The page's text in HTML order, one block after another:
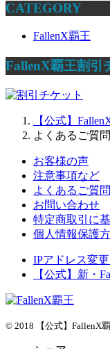
CATEGORY
FallenX覇王
FallenX覇王割引
【公式】
よくあるご質問
お客様の声
注意事項など
よくあるご質問
お問い合わせ
特定商取引に
個人情報保護
IPアドレス変
【公式】新・
© 2018 【公式】FallenX